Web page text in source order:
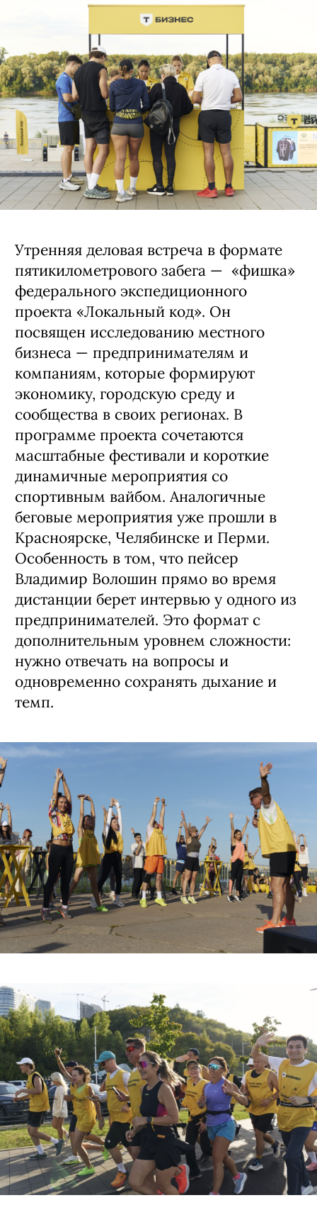
Утренняя деловая встреча в формате
пятикилометрового забега — «фишка»
федерального экспедиционного
проекта «Локальный код». Он
посвящен исследованию местного
бизнеса — предпринимателям и
компаниям, которые формируют
экономику, городскую среду и
сообщества в своих регионах. В
программе проекта сочетаются
масштабные фестивали и короткие
динамичные мероприятия со
спортивным вайбом. Аналогичные
беговые мероприятия уже прошли в
Красноярске, Челябинске и Перми.
Особенность в том, что пейсер
Владимир Волошин прямо во время
дистанции берет интервью у одного из
предпринимателей. Это формат с
дополнительным уровнем сложности:
нужно отвечать на вопросы и
одновременно сохранять дыхание и
темп.